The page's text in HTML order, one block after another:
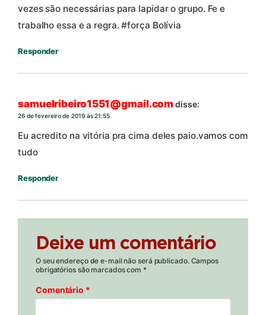
vezes são necessárias para lapidar o grupo. Fe e
trabalho essa e a regra. #força Bolívia
Responder
samuelribeiro1551@gmail.comdisse:
26 de fevereiro de 2019 às 21:55
Eu acredito na vitória pra cima deles paio.vamos com
tudo
Responder
Deixe um comentário
O seu endereço de e-mail não será publicado. Campos
obrigatórios são marcados com *
Comentário *